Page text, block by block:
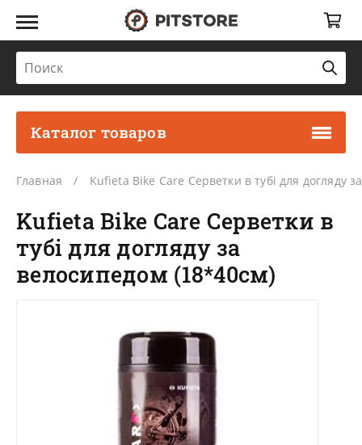
Каталог товаров
Главная Kufieta Bike Care Серветки в тубі для догляду
Kufieta Bike Care Серветки в
тубі для догляду за
велосипедом (18*40см)